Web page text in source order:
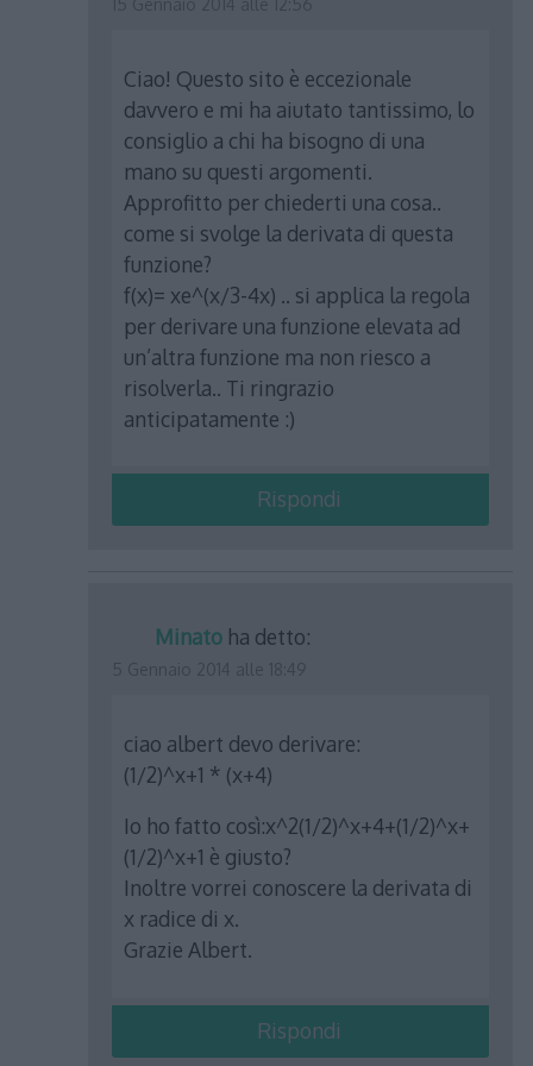
Ciao! Questo sito è eccezionale
davvero e mi ha aiutato tantissimo, lo
consiglio a chi ha bisogno di una
mano su questi argomenti.
Approfitto per chiederti una cosa..
come si svolge la derivata di questa
funzione?
f(x)= xe^(x/3-4x) .. si applica la regola
per derivare una funzione elevata ad
un’altra funzione ma non riesco a
risolverla.. Ti ringrazio
anticipatamente :)
Rispondi
Minato ha detto:
ciao albert devo derivare:
(1/2)^x+1 * (x+4)
Io ho fatto così:x^2(1/2)^x+4+(1/2)^x+
(1/2)^x+1 è giusto?
Inoltre vorrei conoscere la derivata di
x radice di x.
Grazie Albert.
Rispondi